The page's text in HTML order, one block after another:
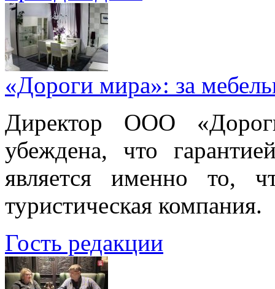
«Дороги мира»: за
Директор ООО
убеждена, что
является именно то,
туристическая компания.
Гость редакции